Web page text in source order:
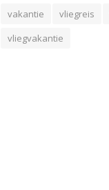
vakantie
vliegreis
vliegvakantie